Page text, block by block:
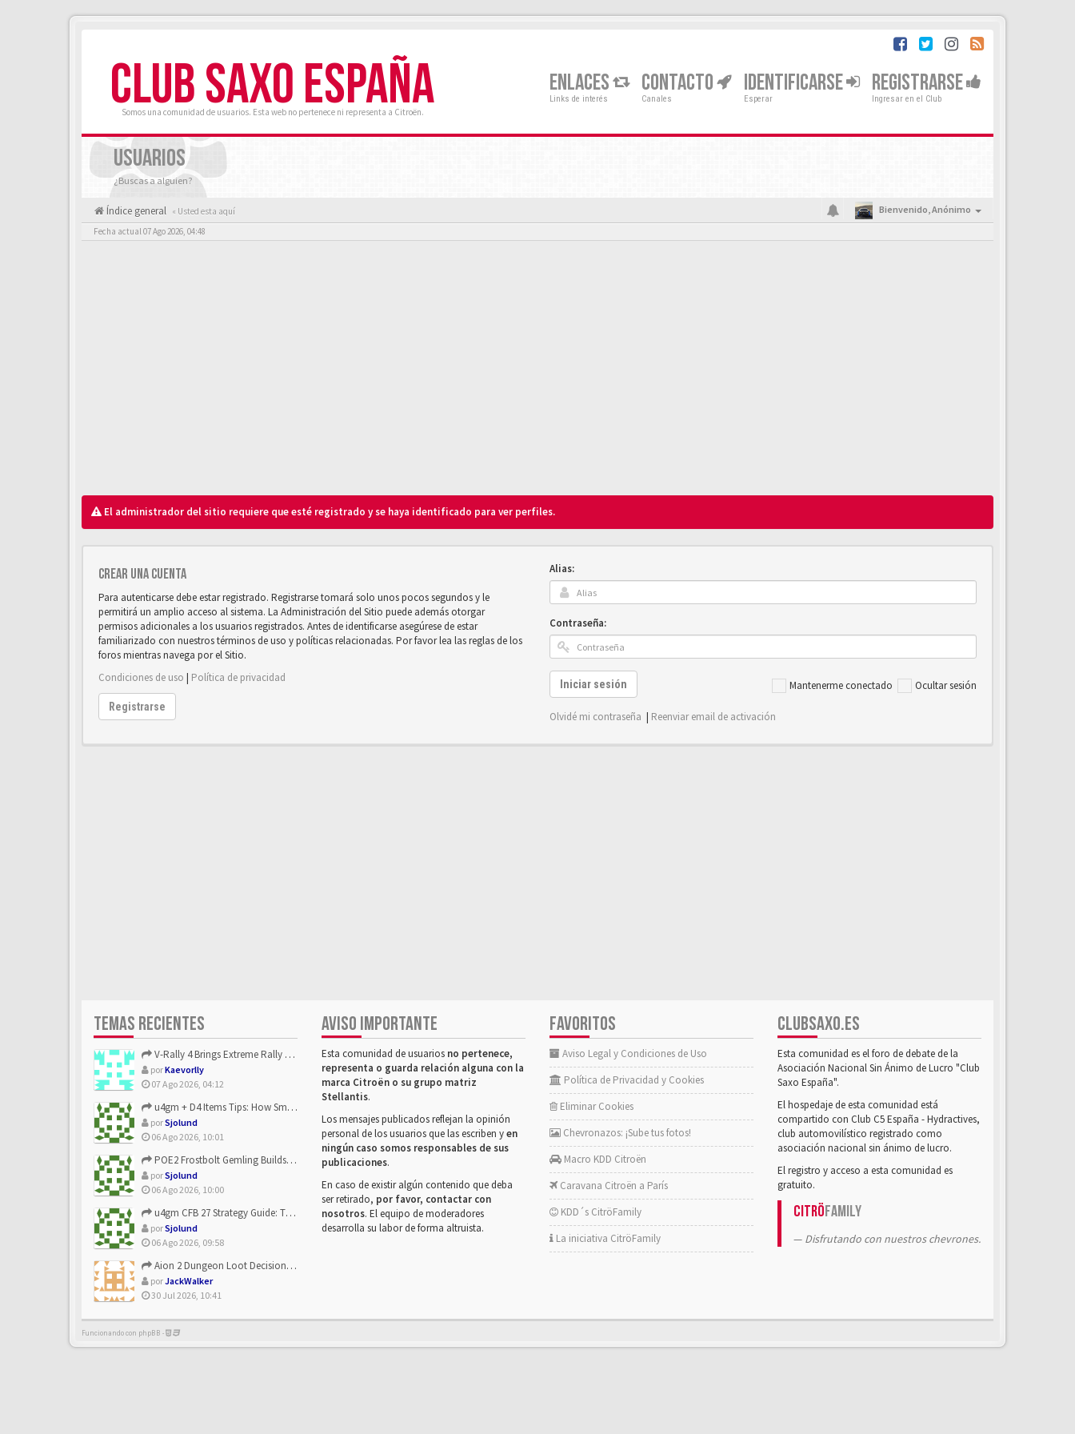
CLUB SAXO ESPAÑA
Somos una comunidad de usuarios. Esta web no pertenece ni representa a Citroën.
ENLACES
Links de interés
CONTACTO
Canales
IDENTIFICARSE
Esperar
REGISTRARSE
Ingresar en el Club
USUARIOS
¿Buscas a alguien?
Índice general « Usted esta aquí Bienvenido,Anónimo
Fecha actual 07 Ago 2026, 04:48
El administrador del sitio requiere que esté registrado y se haya identificado para ver perfiles.
Crear una cuenta
Para autenticarse debe estar registrado. Registrarse tomará solo unos pocos segundos y le
permitirá un amplio acceso al sistema. La Administración del Sitio puede además otorgar
permisos adicionales a los usuarios registrados. Antes de identificarse asegúrese de estar
familiarizado con nuestros términos de uso y políticas relacionadas. Por favor lea las reglas de los
foros mientras navega por el Sitio.
Condiciones de uso | Política de privacidad
Registrarse
Alias:
Contraseña:
Mantenerme conectado Ocultar sesión
Iniciar sesión
Olvidé mi contraseña | Reenviar email de activación
TEMAS RECIENTES
V-Rally 4 Brings Extreme Rally Racing With Challenging Track...
porKaevorlly
07 Ago 2026, 04:12
u4gm + D4 Items Tips: How Smart Players Optimize Gear, Build...
porSjolund
06 Ago 2026, 10:01
POE2 Frostbolt Gemling Builds Get Stronger With u4gm’s Ice C...
porSjolund
06 Ago 2026, 10:00
u4gm CFB 27 Strategy Guide: The Toxic Offensive Scheme Your ...
porSjolund
06 Ago 2026, 09:58
Aion 2 Dungeon Loot Decisions: Smarter Runs With U4N
porJackWalker
30 Jul 2026, 10:41
AVISO IMPORTANTE
Esta comunidad de usuarios no pertenece,
representa o guarda relación alguna con la
marca Citroën o su grupo matriz
Stellantis.
Los mensajes publicados reflejan la opinión
personal de los usuarios que las escriben yen
ningún caso somos responsables de sus
publicaciones.
En caso de existir algún contenido que deba
ser retirado, por favor, contactar con
nosotros. El equipo de moderadores
desarrolla su labor de forma altruista.
FAVORITOS
Aviso Legal y Condiciones de Uso
Política de Privacidad y Cookies
Eliminar Cookies
Chevronazos: ¡Sube tus fotos!
Macro KDD Citroën
Caravana Citroën a París
KDD´s CitröFamily
La iniciativa CitröFamily
CLUBSAXO.ES
Esta comunidad es el foro de debate de la
Asociación Nacional Sin Ánimo de Lucro "Club
Saxo España".
El hospedaje de esta comunidad está
compartido con Club C5 España - Hydractives,
club automovilístico registrado como
asociación nacional sin ánimo de lucro.
El registro y acceso a esta comunidad es
gratuito.
CitröFamily
Disfrutando con nuestros chevrones.
Funcionando con phpBB -